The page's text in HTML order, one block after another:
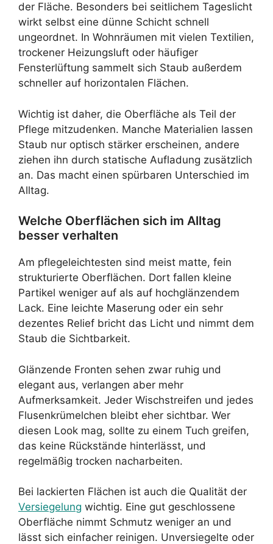
der Fläche. Besonders bei seitlichem Tageslicht
wirkt selbst eine dünne Schicht schnell
ungeordnet. In Wohnräumen mit vielen Textilien,
trockener Heizungsluft oder häufiger
Fensterlüftung sammelt sich Staub außerdem
schneller auf horizontalen Flächen.
Wichtig ist daher, die Oberfläche als Teil der
Pflege mitzudenken. Manche Materialien lassen
Staub nur optisch stärker erscheinen, andere
ziehen ihn durch statische Aufladung zusätzlich
an. Das macht einen spürbaren Unterschied im
Alltag.
Welche Oberflächen sich im Alltag
besser verhalten
Am pflegeleichtesten sind meist matte, fein
strukturierte Oberflächen. Dort fallen kleine
Partikel weniger auf als auf hochglänzendem
Lack. Eine leichte Maserung oder ein sehr
dezentes Relief bricht das Licht und nimmt dem
Staub die Sichtbarkeit.
Glänzende Fronten sehen zwar ruhig und
elegant aus, verlangen aber mehr
Aufmerksamkeit. Jeder Wischstreifen und jedes
Flusenkrümelchen bleibt eher sichtbar. Wer
diesen Look mag, sollte zu einem Tuch greifen,
das keine Rückstände hinterlässt, und
regelmäßig trocken nacharbeiten.
Bei lackierten Flächen ist auch die Qualität der
Versiegelung wichtig. Eine gut geschlossene
Oberfläche nimmt Schmutz weniger an und
lässt sich einfacher reinigen. Unversiegelte oder